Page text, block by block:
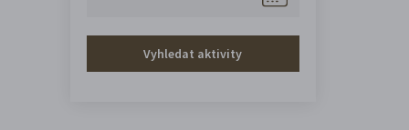
Vyhledat aktivity